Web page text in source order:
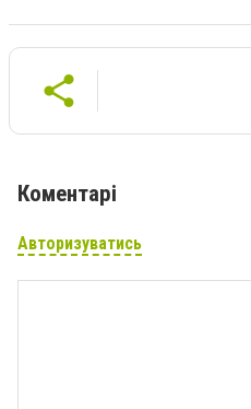
Коментарі
Авторизуватись